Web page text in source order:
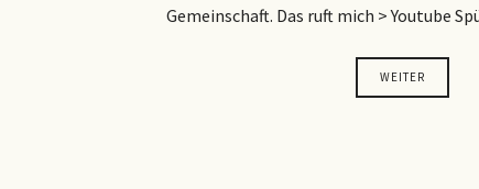
Gemeinschaft. Das ruft mich > Youtube
WEITER